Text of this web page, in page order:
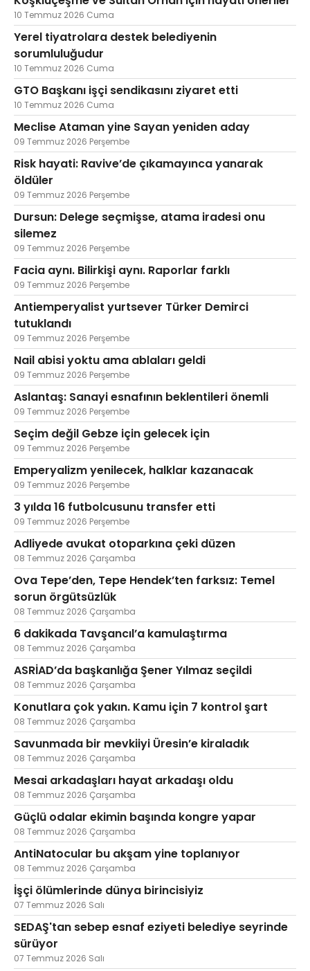
10 Temmuz 2026 Cuma
Yerel tiyatrolara destek belediyenin
sorumluluğudur
10 Temmuz 2026 Cuma
GTO Başkanı işçi sendikasını ziyaret etti
10 Temmuz 2026 Cuma
Meclise Ataman yine Sayan yeniden aday
09 Temmuz 2026 Perşembe
Risk hayati: Ravive’de çıkamayınca yanarak
öldüler
09 Temmuz 2026 Perşembe
Dursun: Delege seçmişse, atama iradesi onu
silemez
09 Temmuz 2026 Perşembe
Facia aynı. Bilirkişi aynı. Raporlar farklı
09 Temmuz 2026 Perşembe
Antiemperyalist yurtsever Türker Demirci
tutuklandı
09 Temmuz 2026 Perşembe
Nail abisi yoktu ama ablaları geldi
09 Temmuz 2026 Perşembe
Aslantaş: Sanayi esnafının beklentileri önemli
09 Temmuz 2026 Perşembe
Seçim değil Gebze için gelecek için
09 Temmuz 2026 Perşembe
Emperyalizm yenilecek, halklar kazanacak
09 Temmuz 2026 Perşembe
3 yılda 16 futbolcusunu transfer etti
09 Temmuz 2026 Perşembe
Adliyede avukat otoparkına çeki düzen
08 Temmuz 2026 Çarşamba
Ova Tepe’den, Tepe Hendek’ten farksız: Temel
sorun örgütsüzlük
08 Temmuz 2026 Çarşamba
6 dakikada Tavşancıl’a kamulaştırma
08 Temmuz 2026 Çarşamba
ASRİAD’da başkanlığa Şener Yılmaz seçildi
08 Temmuz 2026 Çarşamba
Konutlara çok yakın. Kamu için 7 kontrol şart
08 Temmuz 2026 Çarşamba
Savunmada bir mevkiiyi Üresin’e kiraladık
08 Temmuz 2026 Çarşamba
Mesai arkadaşları hayat arkadaşı oldu
08 Temmuz 2026 Çarşamba
Güçlü odalar ekimin başında kongre yapar
08 Temmuz 2026 Çarşamba
AntiNatocular bu akşam yine toplanıyor
08 Temmuz 2026 Çarşamba
İşçi ölümlerinde dünya birincisiyiz
07 Temmuz 2026 Salı
SEDAŞ'tan sebep esnaf eziyeti belediye seyrinde
sürüyor
07 Temmuz 2026 Salı